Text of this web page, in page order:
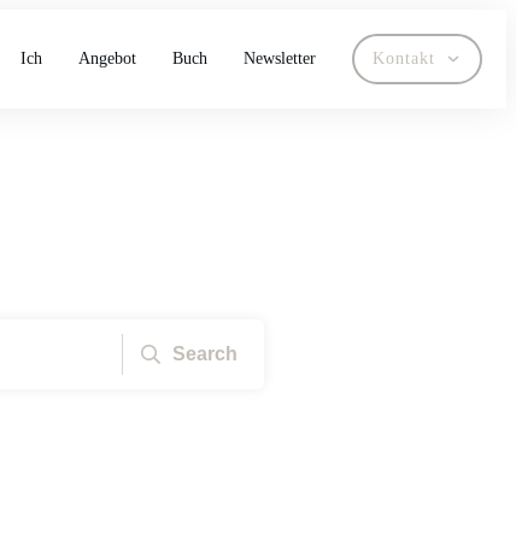
Ich Angebot Buch Newsletter Kontakt
Search